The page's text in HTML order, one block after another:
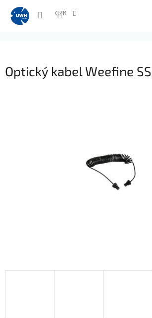
obsah
CZK
Optický kabel Weefine